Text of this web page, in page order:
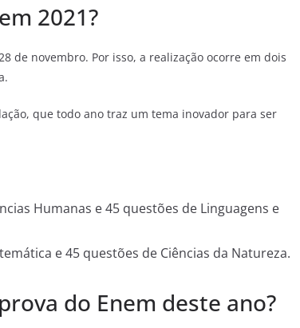
2021?
de novembro. Por isso, a realização ocorre em dois
que todo ano traz um tema inovador para ser
Humanas e 45 questões de Linguagens e
e 45 questões de Ciências da Natureza.
do Enem deste ano?